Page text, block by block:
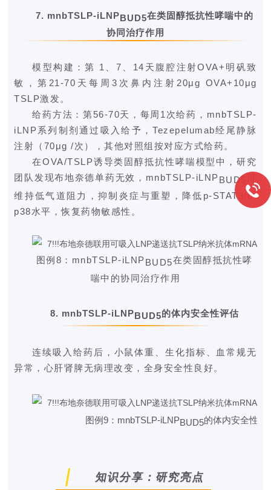
7. mnbTSLP-iLNPBUD5在类固醇抵抗性哮喘中的
协同治疗作用
模型构建：第 1、7、14天腹腔注射OVA+明矾致
敏，第21-70天每周3次鼻内注射20μg OVA+10μg
TSLP激发。
给药方法：第56-70天，每周1次给药，mnbTSLP-
iLNP系列制剂通过吸入给予，Tezepelumab经尾静脉
注射（70μg /次），其他对照组按对应方式给药。
在OVA/TSLP诱导类固醇抵抗性哮喘模型中，研究
团队发现布地奈德单药无效，mnbTSLP-iLNPBUD5
维持低气道阻力，抑制炎症与重塑，降低p-STAT3/p-
p38水平，恢复药物敏感性。
图例8：mnbTSLP-iLNPBUD5在类固醇抵抗性哮
喘中的协同治疗作用
8. mnbTSLP-iLNPBUD5的体内安全性评估
连续吸入给药后，小鼠体重、生化指标、血常规无
异常，心肝肾脾无病理改变，全身安全性良好。
图例9：mnbTSLP-iLNPBUD5的体内安全性评
知识分享：研究亮点